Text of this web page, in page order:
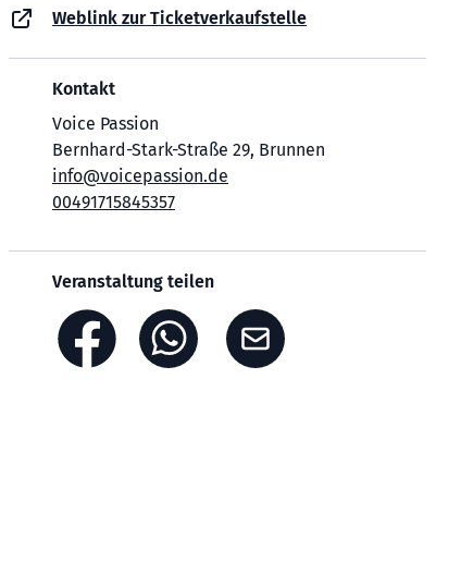
Weblink zur Ticketverkaufstelle
Kontakt
Voice Passion
Bernhard-Stark-Straße 29, Brunnen
info@voicepassion.de
00491715845357
Veranstaltung teilen